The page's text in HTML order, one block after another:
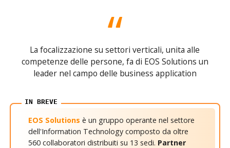
La focalizzazione su settori verticali, unita alle
competenze delle persone, fa di EOS Solutions un
leader nel campo delle business application
EOS Solutions è un gruppo operante nel settore
dell'Information Technology composto da oltre
560 collaboratori distribuiti su 13 sedi. Partner